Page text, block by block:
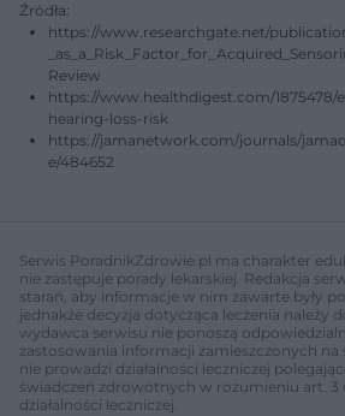
Źródła:
https://www.researchgate.net/
Review
https://www.healthdigest.com/1875478/
hearing-loss-risk
https://jamanetwork.com/journals/
e/484652
Serwis PoradnikZdrowie.pl ma charakter
nie zastępuje porady lekarskiej. Redakcja
starań, aby informacje w nim zawarte były
jednakże decyzja dotycząca leczenia należy
wydawca serwisu nie ponoszą
zastosowania informacji zamieszczonych
nie prowadzi działalności leczniczej
świadczeń zdrowotnych w rozumieniu art. 3
działalności leczniczej.